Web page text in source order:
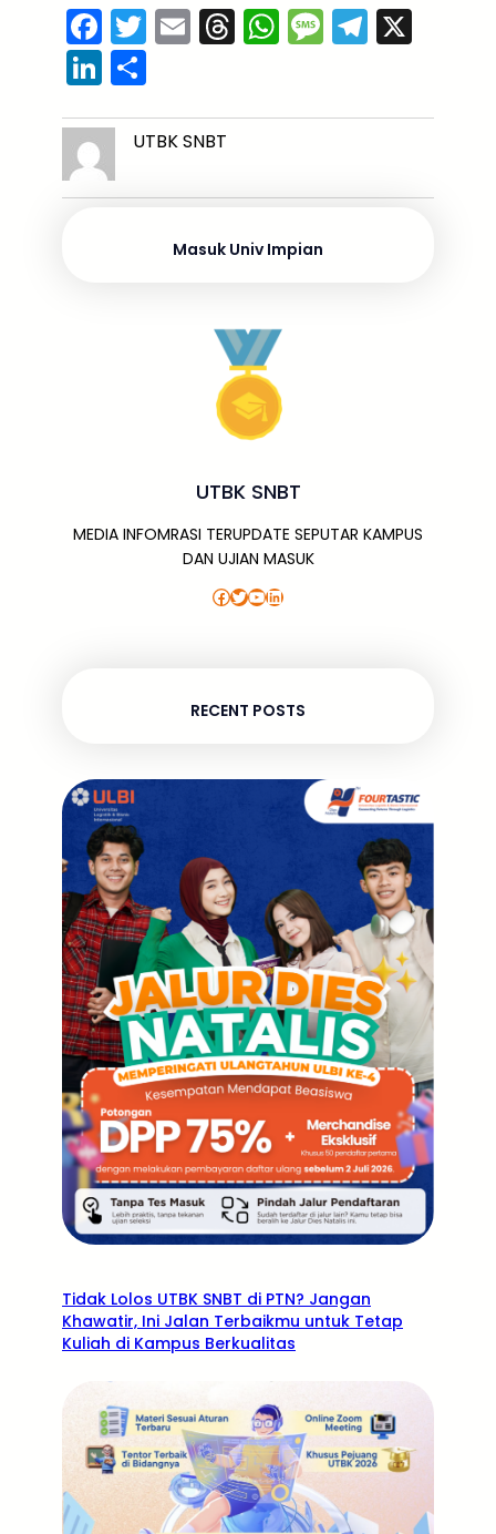
F
a
c
e
b
o
T
w
er
E
m
l
T
hr
a
s
W
h
ts
p
p
M
e
s
g
T
el
gr
m
Li
n
k
e
dI
ar
UTBK SNBT
Masuk Univ Impian
UTBK SNBT
MEDIA INFOMRASI TERUPDATE SEPUTAR KAMPUS
DAN UJIAN MASUK
Facebook Twitter YouTube LinkedIn
RECENT POSTS
Tidak Lolos UTBK SNBT di PTN? Jangan
Khawatir, Ini Jalan Terbaikmu untuk Tetap
Kuliah di Kampus Berkualitas